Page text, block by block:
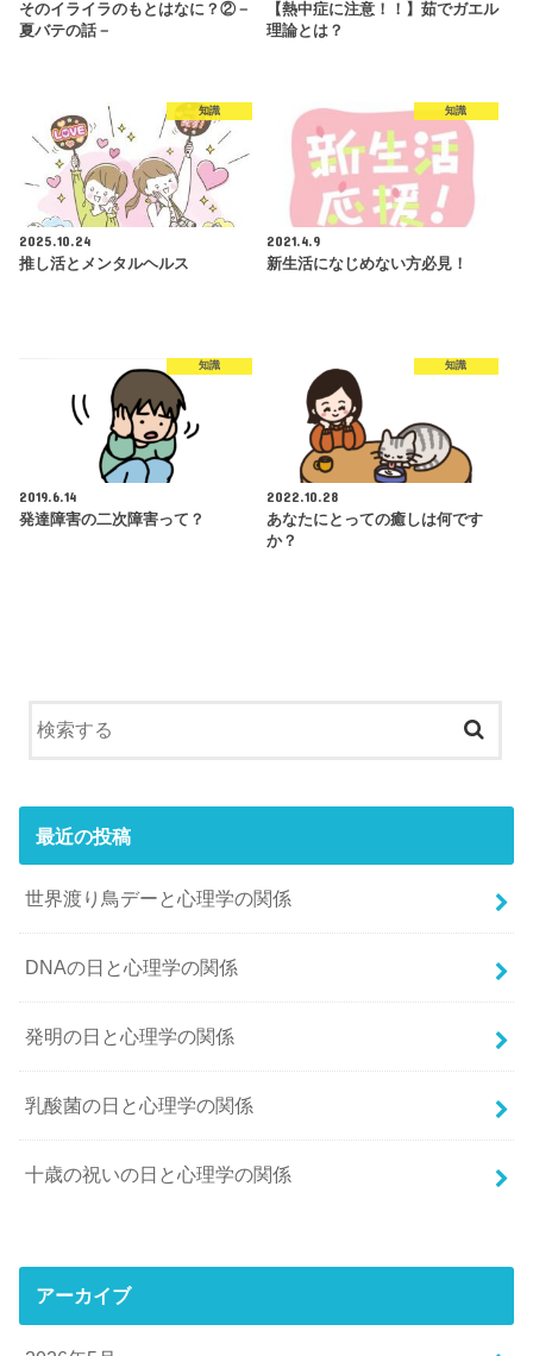
そのイライラのもとはなに？②－
夏バテの話－
【熱中症に注意！！】茹でガエル
理論とは？
知識
2025.10.24
推し活とメンタルヘルス
知識
2021.4.9
新生活になじめない方必見！
知識
2019.6.14
発達障害の二次障害って？
知識
2022.10.28
あなたにとっての癒しは何です
か？
最近の投稿
世界渡り鳥デーと心理学の関係
DNAの日と心理学の関係
発明の日と心理学の関係
乳酸菌の日と心理学の関係
十歳の祝いの日と心理学の関係
アーカイブ